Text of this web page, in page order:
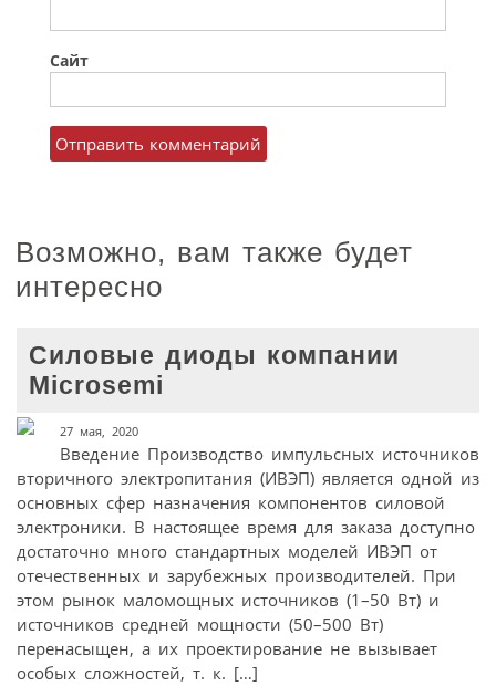
Сайт
Возможно, вам также будет
интересно
Силовые диоды компании
Microsemi
27 мая, 2020
Введение Производство импульсных источников
вторичного электропитания (ИВЭП) является одной из
основных сфер назначения компонентов силовой
электроники. В настоящее время для заказа доступно
достаточно много стандартных моделей ИВЭП от
отечественных и зарубежных производителей. При
этом рынок маломощных источников (1–50 Вт) и
источников средней мощности (50–500 Вт)
перенасыщен, а их проектирование не вызывает
особых сложностей, т. к. […]